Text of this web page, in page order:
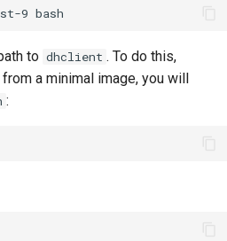
9
to dhclient . To do this,
a minimal image, you will
: